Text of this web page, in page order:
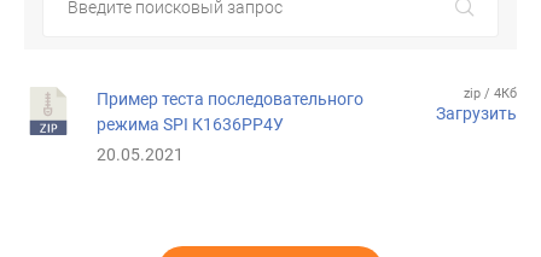
Пример теста последовательного
режима SPI К1636РР4У
20.05.2021
zip / 4Кб
Загрузить